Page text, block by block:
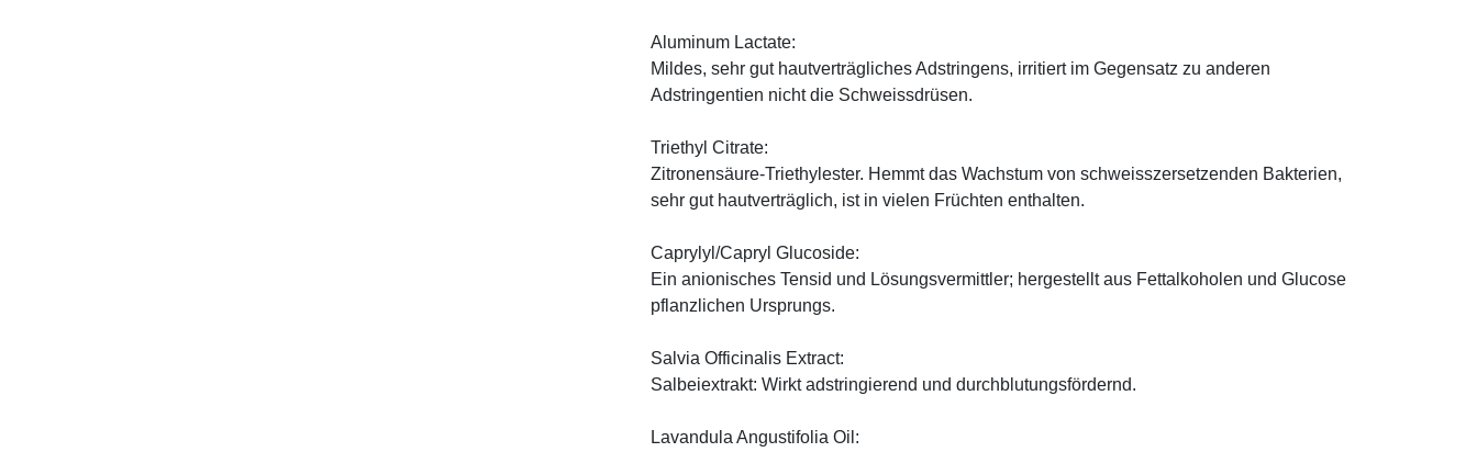
Aluminum Lactate:
Mildes, sehr gut hautverträgliches Adstringens, irritiert im Gegensatz zu anderen
Adstringentien nicht die Schweissdrüsen.
Triethyl Citrate:
Zitronensäure-Triethylester. Hemmt das Wachstum von schweisszersetzenden Bakterien,
sehr gut hautverträglich, ist in vielen Früchten enthalten.
Caprylyl/Capryl Glucoside:
Ein anionisches Tensid und Lösungsvermittler; hergestellt aus Fettalkoholen und Glucose
pflanzlichen Ursprungs.
Salvia Officinalis Extract:
Salbeiextrakt: Wirkt adstringierend und durchblutungsfördernd.
Lavandula Angustifolia Oil: